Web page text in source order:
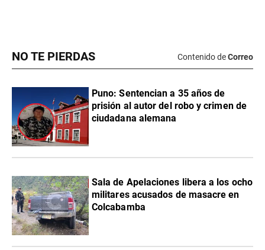
NO TE PIERDAS Contenido deCorreo
Puno: Sentencian a 35 años de
prisión al autor del robo y crimen de
ciudadana alemana
Sala de Apelaciones libera a los ocho
militares acusados de masacre en
Colcabamba